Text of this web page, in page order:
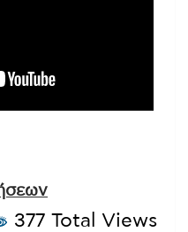
377 Total Views